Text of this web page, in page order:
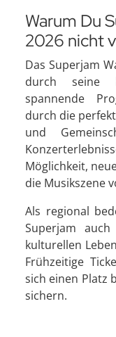
Warum Du
2026 nicht
Das Superjam
durch seine
spannende
durch die
und
Möglichkeit,
die Musikszene
Als regional
Superjam
kulturellen
Frühzeitige
sich einen Platz
sichern.